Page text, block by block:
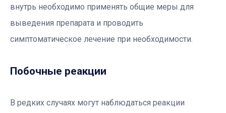
внутрь необходимо применять общие меры для
выведения препарата и проводить
симптоматическое лечение при необходимости.
Побочные реакции
В редких случаях могут наблюдаться реакции